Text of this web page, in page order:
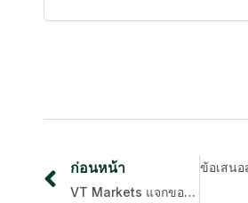
ก่อนหน้า
VT Markets แจกของขวัญคริสต์มาสสุดยิ่งใหญ่